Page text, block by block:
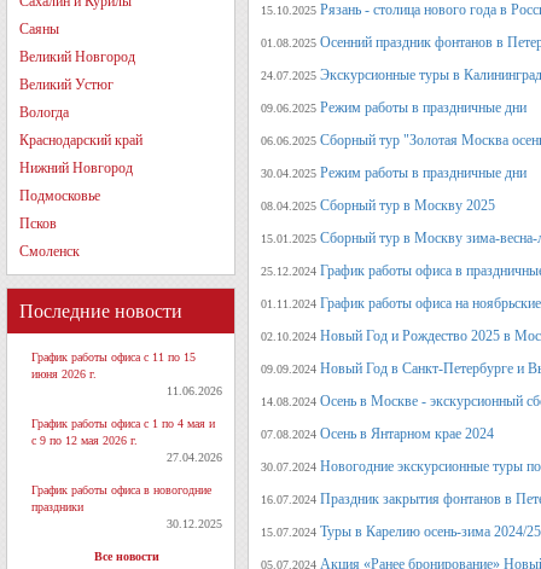
Саяны
Великий Новгород
Великий Устюг
Вологда
Краснодарский край
Нижний Новгород
Подмосковье
Псков
Смоленск
Последние новости
График работы офиса с 11 по 15
июня 2026 г.
11.06.2026
График работы офиса с 1 по 4 мая и
с 9 по 12 мая 2026 г.
27.04.2026
График работы офиса в новогодние
праздники
30.12.2025
Все новости
15.10.2025 Рязань - столица нового года в
01.08.2025 Осенний праздник фонтанов в
24.07.2025 Экскурсионные туры в
09.06.2025 Режим работы в праздничные дни
06.06.2025 Сборный тур "Золотая Москва
30.04.2025 Режим работы в праздничные дни
08.04.2025 Сборный тур в Москву 2025
15.01.2025 Сборный тур в Москву зима-весна-
25.12.2024 График работы офиса в
01.11.2024 График работы офиса на
02.10.2024 Новый Год и Рождество 2025 в
09.09.2024 Новый Год в Санкт-Петербурге и
14.08.2024 Осень в Москве - экскурсионный
07.08.2024 Осень в Янтарном крае 2024
30.07.2024 Новогодние экскурсионные туры
16.07.2024 Праздник закрытия фонтанов в
15.07.2024 Туры в Карелию осень-зима 2024/25
05.07.2024 Акция «Ранее бронирование»